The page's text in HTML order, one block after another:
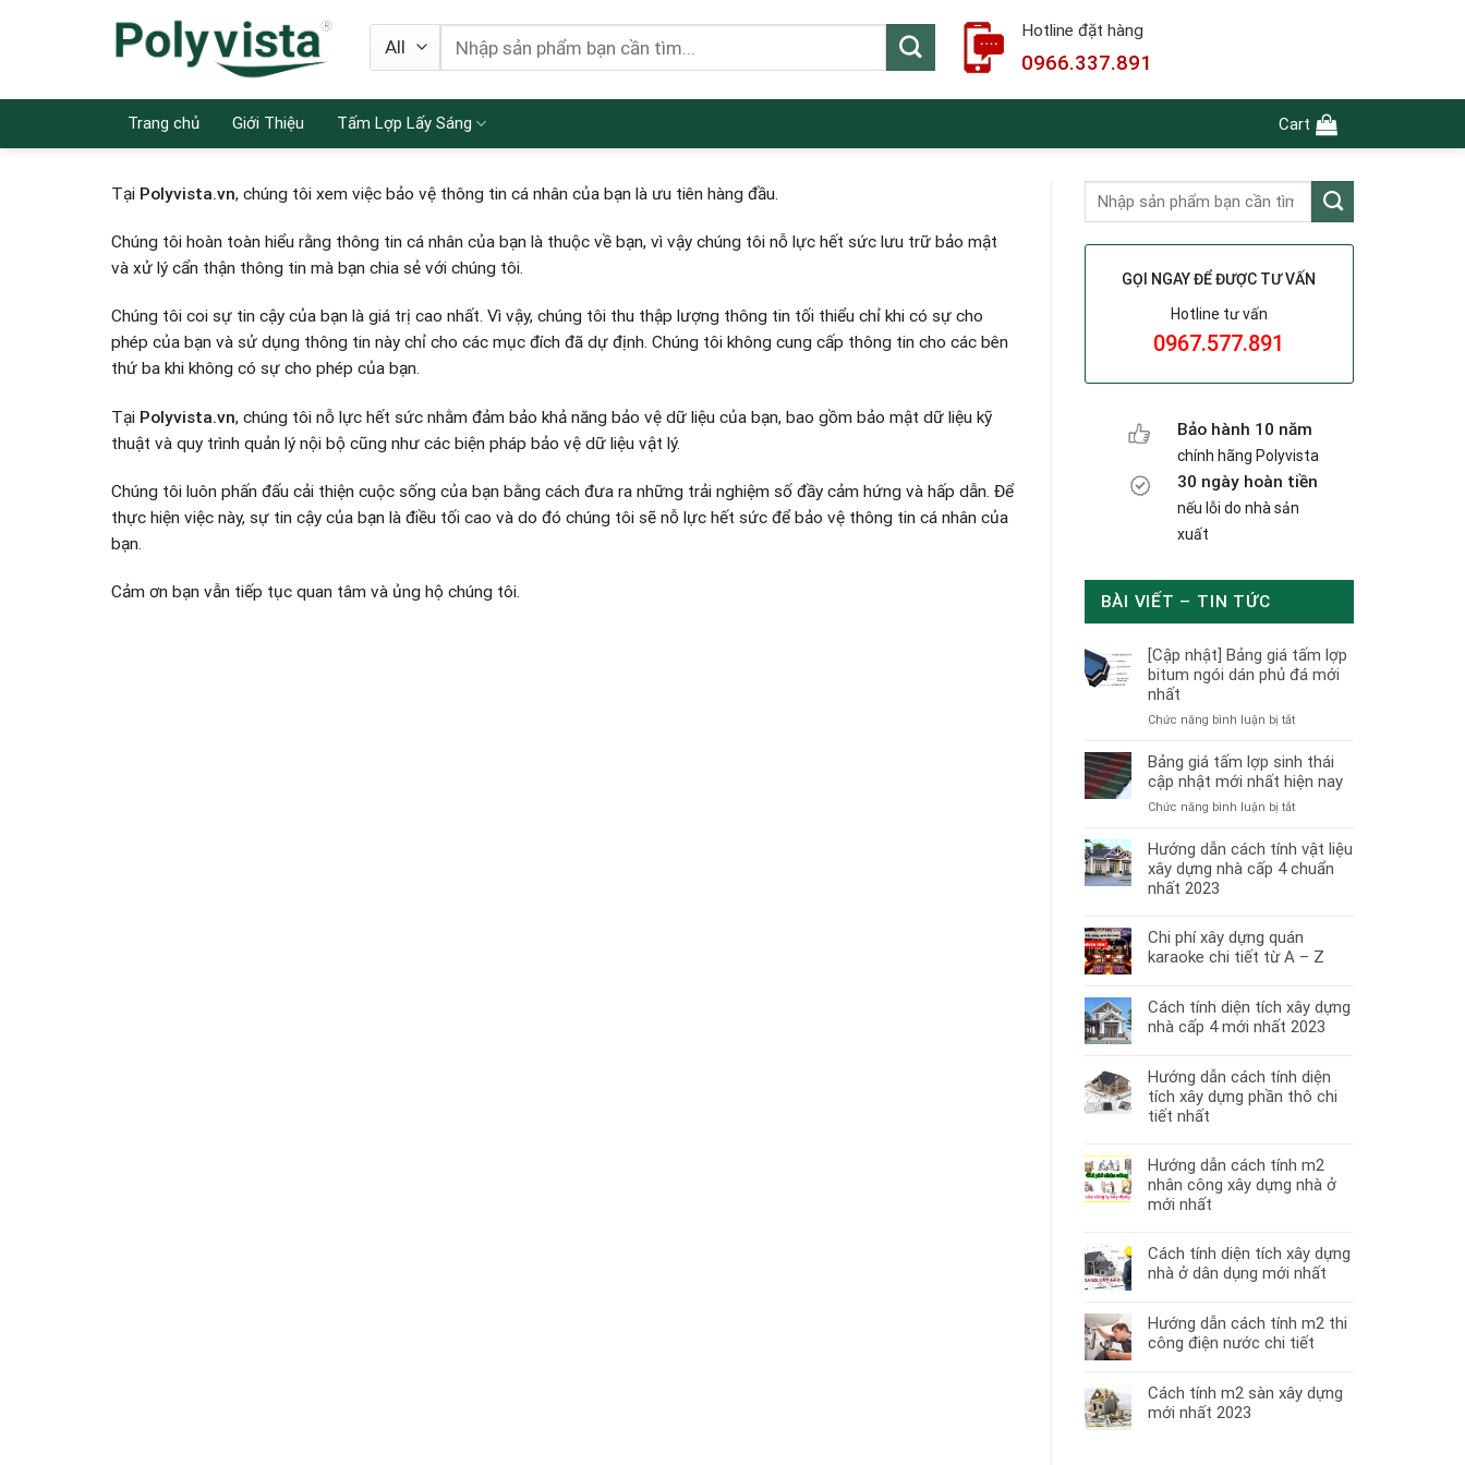
Search
Hotline đặt hàng
0966.337.891
Trang chủ Giới Thiệu Tấm Lợp Lấy Sáng Cart
Tại Polyvista.vn, chúng tôi xem việc bảo vệ thông tin cá nhân của bạn là ưu tiên hàng đầu.
Chúng tôi hoàn toàn hiểu rằng thông tin cá nhân của bạn là thuộc về bạn, vì vậy chúng tôi nỗ lực hết sức lưu trữ bảo mật
và xử lý cẩn thận thông tin mà bạn chia sẻ với chúng tôi.
Chúng tôi coi sự tin cậy của bạn là giá trị cao nhất. Vì vậy, chúng tôi thu thập lượng thông tin tối thiểu chỉ khi có sự cho
phép của bạn và sử dụng thông tin này chỉ cho các mục đích đã dự định. Chúng tôi không cung cấp thông tin cho các bên
thứ ba khi không có sự cho phép của bạn.
Tại Polyvista.vn, chúng tôi nỗ lực hết sức nhằm đảm bảo khả năng bảo vệ dữ liệu của bạn, bao gồm bảo mật dữ liệu kỹ
thuật và quy trình quản lý nội bộ cũng như các biện pháp bảo vệ dữ liệu vật lý.
Chúng tôi luôn phấn đấu cải thiện cuộc sống của bạn bằng cách đưa ra những trải nghiệm số đầy cảm hứng và hấp dẫn. Để
thực hiện việc này, sự tin cậy của bạn là điều tối cao và do đó chúng tôi sẽ nỗ lực hết sức để bảo vệ thông tin cá nhân của
bạn.
Cảm ơn bạn vẫn tiếp tục quan tâm và ủng hộ chúng tôi.
GỌI NGAY ĐỂ ĐƯỢC TƯ VẤN
Hotline tư vấn
0967.577.891
Bảo hành 10 năm
chính hãng Polyvista
30 ngày hoàn tiền
nếu lỗi do nhà sản
xuất
BÀI VIẾT – TIN TỨC
[Cập nhật] Bảng giá tấm lợp
bitum ngói dán phủ đá mới
nhất
Chức năng bình luận bị tắtở
nhật]
Bảng
giá
tấm
bitum
ngói
mới
nhất
Bảng giá tấm lợp sinh thái
cập nhật mới nhất hiện nay
Chức năng bình luận bị tắtở
giá
tấm
cập
nhật
hiện
nay
Hướng dẫn cách tính vật liệu
xây dựng nhà cấp 4 chuẩn
nhất 2023
Chi phí xây dựng quán
karaoke chi tiết từ A – Z
Cách tính diện tích xây dựng
nhà cấp 4 mới nhất 2023
Hướng dẫn cách tính diện
tích xây dựng phần thô chi
tiết nhất
Hướng dẫn cách tính m2
nhân công xây dựng nhà ở
mới nhất
Cách tính diện tích xây dựng
nhà ở dân dụng mới nhất
Hướng dẫn cách tính m2 thi
công điện nước chi tiết
Cách tính m2 sàn xây dựng
mới nhất 2023